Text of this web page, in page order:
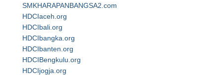
SMKHARAPANBANGSA2.com
HDCIaceh.org
HDCIbali.org
HDCIbangka.org
HDCIbanten.org
HDCIBengkulu.org
HDCIjogja.org